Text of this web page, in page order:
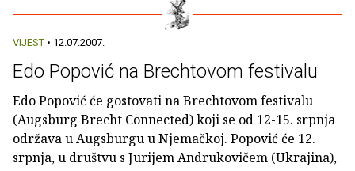
VIJEST • 12.07.2007.
Edo Popović na Brechtovom festivalu
Edo Popović će gostovati na Brechtovom festivalu
(Augsburg Brecht Connected) koji se od 12-15. srpnja
održava u Augsburgu u Njemačkoj. Popović će 12.
srpnja, u društvu s Jurijem Andrukovičem (Ukrajina),